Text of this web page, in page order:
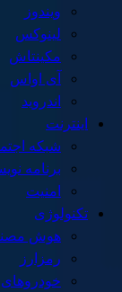
ویندوز
لینوکس
مکینتاش
آی اواس
اندروید
اینترنت
شبکه
برنامه
امنیت
تکنولوژی
هوش
رمزارز